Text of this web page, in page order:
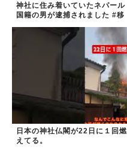
神社に住み着いていたネパール
国籍の男が逮捕されました #移
日本の神社仏閣が22日に１回燃
えてる。